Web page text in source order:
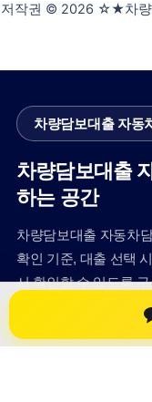
저작권 © 2026 ☆★차
차량담보대출 자동
차량담보대출
하는 공간
차량담보대출 자동차
확인 기준, 대출 선택
서 확인할 수 있도록
보 제공을 위한 자료